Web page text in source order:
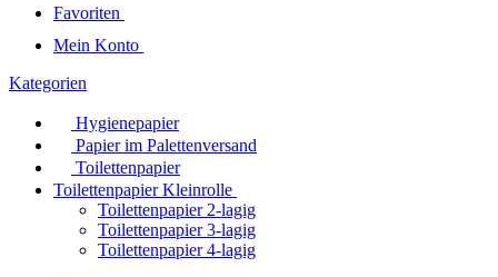
Favoriten
Mein Konto
Kategorien
Hygienepapier
Papier im Palettenversand
Toilettenpapier
Toilettenpapier Kleinrolle
Toilettenpapier 2-lagig
Toilettenpapier 3-lagig
Toilettenpapier 4-lagig